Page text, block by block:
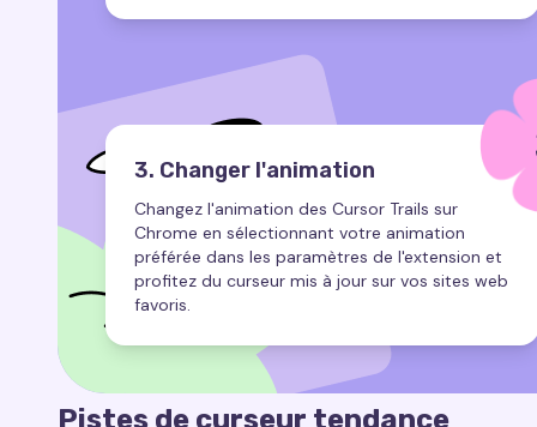
3. Changer l'animation
Changez l'animation des Cursor Trails sur
Chrome en sélectionnant votre animation
préférée dans les paramètres de l'extension et
profitez du curseur mis à jour sur vos sites web
favoris.
Pistes de curseur tendance